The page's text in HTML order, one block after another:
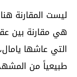
ليست المقارنة
هي مقارنة بين
التي عاشها
طبيعياً من المشهد